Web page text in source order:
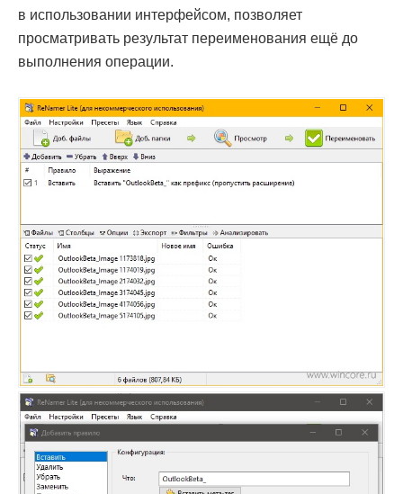
в использовании интерфейсом, позволяет
просматривать результат переименования ещё до
выполнения операции.